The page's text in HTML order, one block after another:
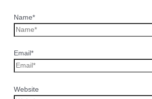
Name*
Email*
Website